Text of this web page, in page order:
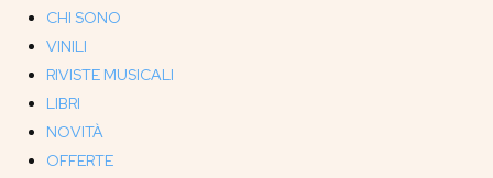
CHI SONO
VINILI
RIVISTE MUSICALI
LIBRI
NOVITÀ
OFFERTE